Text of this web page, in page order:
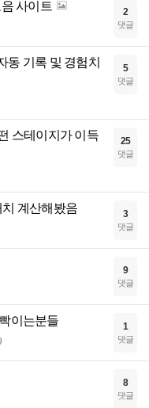
사이트 2
댓글
동 기록 및 경험치
5
댓글
스테이지가 이득
25
댓글
계산해봤음 3
댓글
9
댓글
이는분들 1
댓글
8
댓글